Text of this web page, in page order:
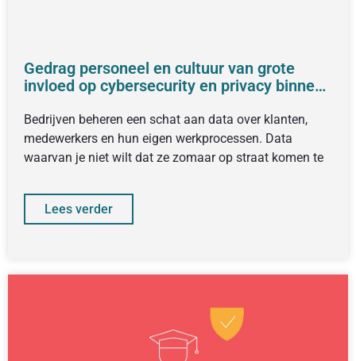
Gedrag personeel en cultuur van grote
invloed op cybersecurity en privacy binnen
Bedrijven beheren een schat aan data over klanten,
medewerkers en hun eigen werkprocessen. Data
waarvan je niet wilt dat ze zomaar op straat komen te
Lees verder